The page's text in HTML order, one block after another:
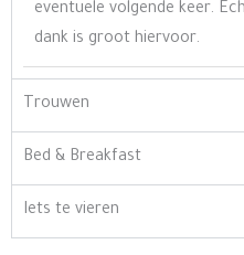
eventuele volgende keer.
dank is groot hiervoor.
Trouwen
Bed & Breakfast
Iets te vieren